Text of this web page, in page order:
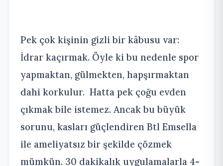
Pek çok kişinin gizli bir kâbusu var:
İdrar kaçırmak. Öyle ki bu nedenle spor
yapmaktan, gülmekten, hapşırmaktan
dahi korkulur. Hatta pek çoğu evden
çıkmak bile istemez. Ancak bu büyük
sorunu, kasları güçlendiren Btl Emsella
ile ameliyatsız bir şekilde çözmek
mümkün. 30 dakikalık uygulamalarla 4-